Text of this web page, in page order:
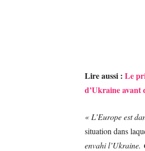
Lire aussi : Le
d’Ukraine avant
« L’Europe est
situation dans
envahi l’Ukraine.